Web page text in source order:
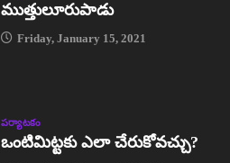
ముత్తులూరుపాడు
Friday, January 15, 2021
పర్యాటకం
ఒంటిమిట్టకు ఎలా చేరుకోవచ్చు?